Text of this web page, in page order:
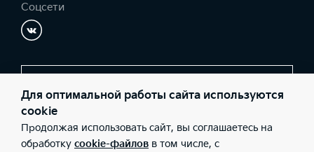
Соцсети
© 2026 Юридические лица ООО "Радар-Запад" (Фактический
Для оптимальной работы сайта используются
cookie
Продолжая использовать сайт, вы соглашаетесь на
обработку cookie-файлов в том числе, с